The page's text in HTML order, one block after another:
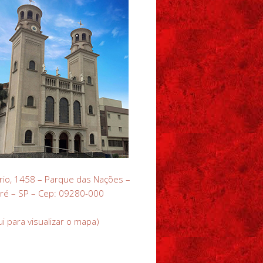
1458 – Parque das Nações –
– SP – Cep: 09280-000
para visualizar o mapa)